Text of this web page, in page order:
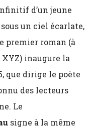
d’un jeune
un ciel écarlate,
premier roman (à
inaugure la
que dirige le poète
des lecteurs
Le
signe à la même